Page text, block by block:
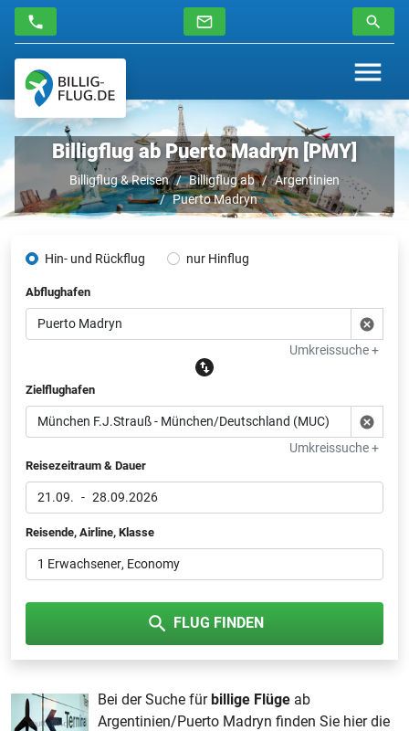
Billigflug ab Puerto Madryn [PMY]
Billigflug & Reisen Billigflug ab
Argentinien
Puerto Madryn
Hin- und Rückflug nur Hinflug
Abflughafen
Umkreissuche +
Zielflughafen
Umkreissuche +
Reisezeitraum & Dauer
21.09. - 28.09.2026
Reisende, Airline, Klasse
1 Erwachsener, Economy
FLUG FINDEN
Bei der Suche fürbillige Flüge ab
Argentinien/Puerto Madryn finden Sie hier die